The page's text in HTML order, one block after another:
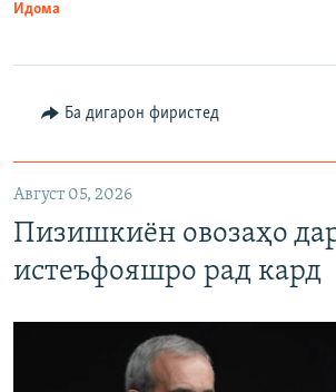
Идома
Ба дигарон фиристед
Август 05, 2026
Пизишкиён овозаҳо
истеъфояшро рад кард